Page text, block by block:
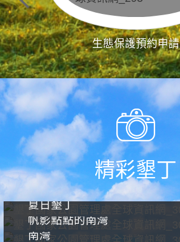
生態保護預約申請
精彩墾丁
夏日墾丁
帆影點點的南灣
南灣